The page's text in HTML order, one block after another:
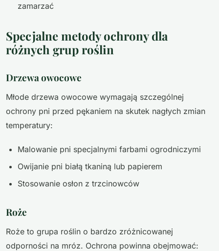
zamarzać
Specjalne metody ochrony dla
różnych grup roślin
Drzewa owocowe
Młode drzewa owocowe wymagają szczególnej
ochrony pni przed pękaniem na skutek nagłych zmian
temperatury:
Malowanie pni specjalnymi farbami ogrodniczymi
Owijanie pni białą tkaniną lub papierem
Stosowanie osłon z trzcinowców
Roże
Roże to grupa roślin o bardzo zróżnicowanej
odporności na mróz. Ochrona powinna obejmować: